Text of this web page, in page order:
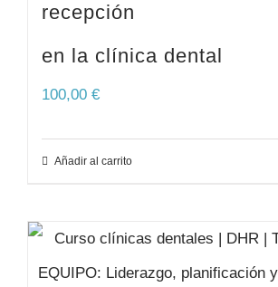
recepción
en la clínica dental
100,00 €
Añadir al carrito